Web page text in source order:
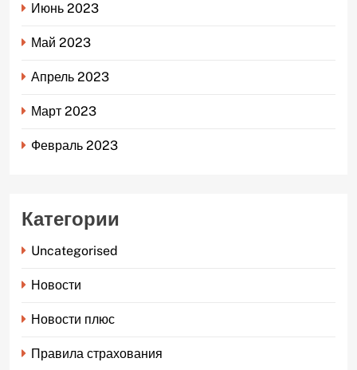
Июнь 2023
Май 2023
Апрель 2023
Март 2023
Февраль 2023
Категории
Uncategorised
Новости
Новости плюс
Правила страхования